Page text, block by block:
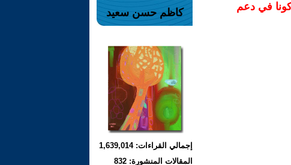
في دعم
كاظم حسن سعيد
إجمالي القراءات: 1,639,014
المقالات المنشورة: 832